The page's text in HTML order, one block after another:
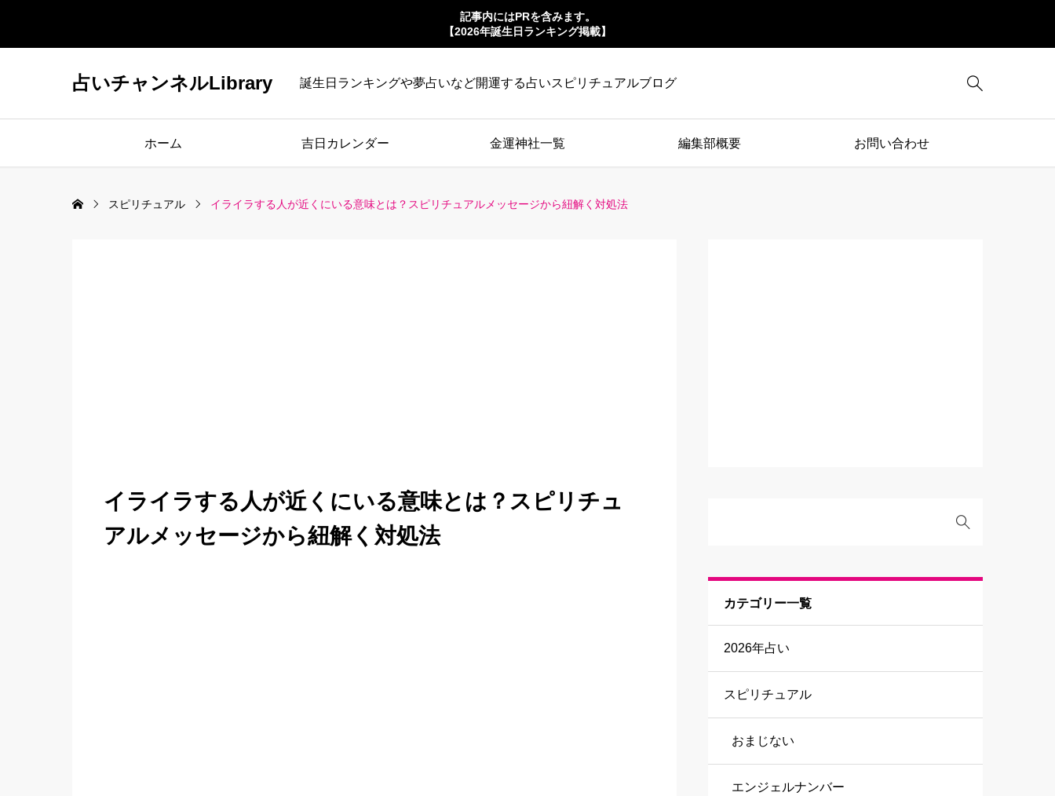
記事内にはPRを含みます。
【2026年誕生日ランキング掲載】
占いチャンネルLibrary 誕生日ランキングや夢占いなど開運する占いスピリチュアルブログ 
ホーム 吉日カレンダー 金運神社一覧 編集部概要 お問い合わせ
スピリチュアル イライラする人が近くにいる意味とは？スピリチュアルメッセージから紐解く対処法
イライラする人が近くにいる意味とは？スピリチュ
アルメッセージから紐解く対処法
カテゴリー一覧
2026年占い
スピリチュアル
おまじない
エンジェルナンバー